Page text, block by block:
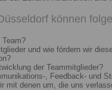
können
und wie fördern wir
der Teammitglieder?
, Feedback- und
mit denen um, die uns